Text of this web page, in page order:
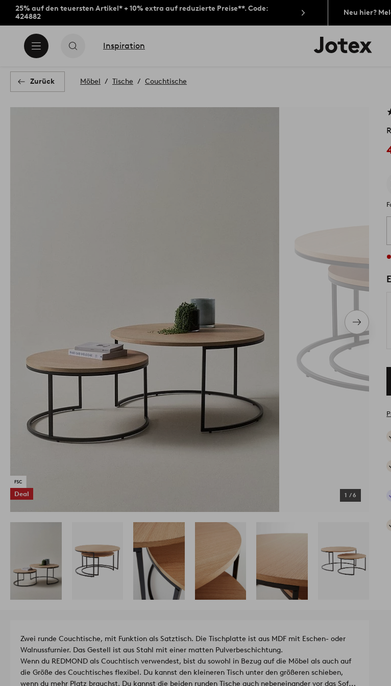
25% auf den teuersten Artikel* + 10% extra auf reduzierte Preise**. Code:
424882
Neu hier?
Inspiration
Jotex-
Logo
Zurück Möbel Tische Couchtische
Nächstes
Produkt
Deal 1 /6
Zwei runde Couchtische, mit Funktion als Satztisch. Die Tischplatte ist aus MDF mit Eschen- oder
Walnussfurnier. Das Gestell ist aus Stahl mit einer matten Pulverbeschichtung.
Wenn du REDMOND als Couchtisch verwendest, bist du sowohl in Bezug auf die Möbel als auch auf
die Größe des Couchtisches flexibel. Du kannst den kleineren Tisch unter den größeren schieben,
wenn du mehr Platz brauchst. Du kannst die beiden runden Tische auch nebeneinander vor das Sofa